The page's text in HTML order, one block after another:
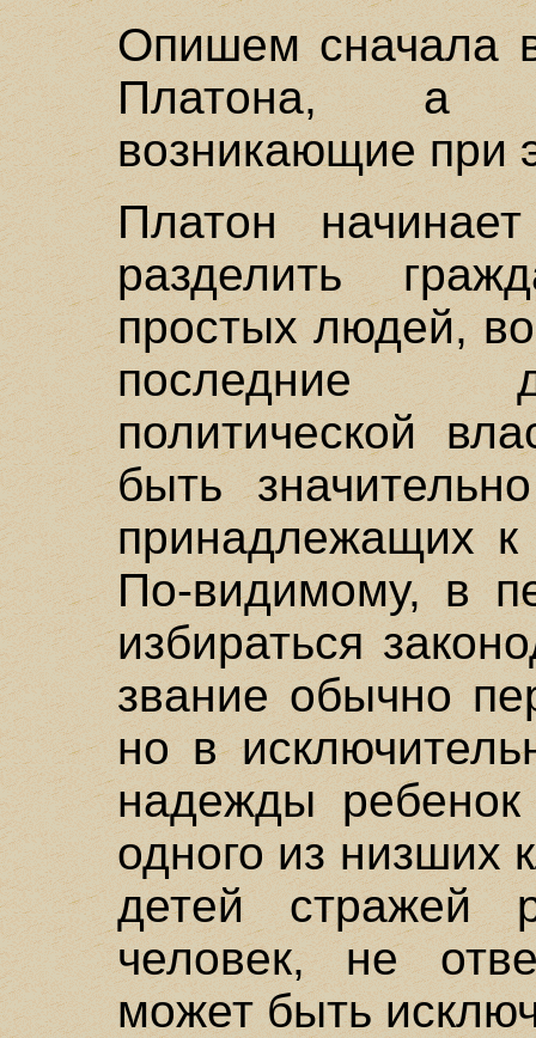
Опишем сначала
Платона, а
возникающие при
Платон
разделить
простых людей,
последние
политической
быть
принадлежащих
По-видимому, в
избираться
звание обычно
но в
надежды
одного из низших
детей стражей
человек, не
может быть